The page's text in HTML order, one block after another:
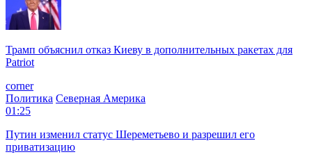
Трамп объяснил отказ Киеву в дополнительных ракетах для
Patriot
corner
Политика Северная Америка
01:25
Путин изменил статус Шереметьево и разрешил его
приватизацию